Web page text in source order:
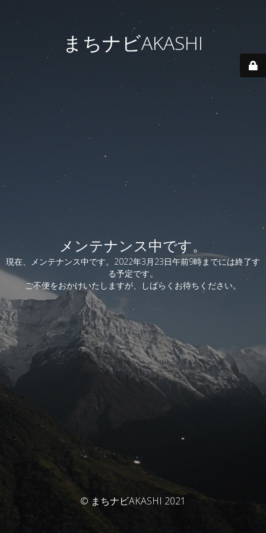
まちナビAKASHI
メンテナンス中です。
現在、メンテナンス中です。2022年3月23日午前9時までには終了す
る予定です。
ご不便をおかけいたしますが、しばらくお待ちください。
© まちナビAKASHI 2021